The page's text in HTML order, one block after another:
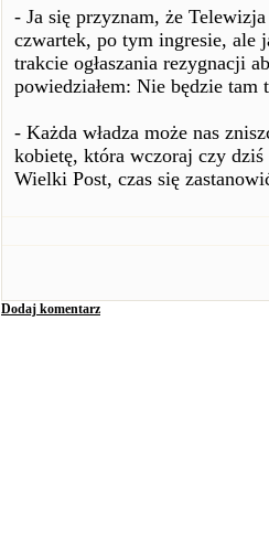
- Ja się przyznam, że
czwartek, po tym ingresie, ale
trakcie ogłaszania rezygnacji
powiedziałem: Nie będzie
- Każda władza może nas
kobietę, która wczoraj czy dziś
Wielki Post, czas się
Dodaj komentarz